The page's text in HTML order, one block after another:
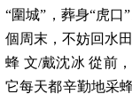
“圍城”，葬身“虎口
個周末，不妨回水
蜂 文/戴沈冰 從前
它每天都辛勤地采